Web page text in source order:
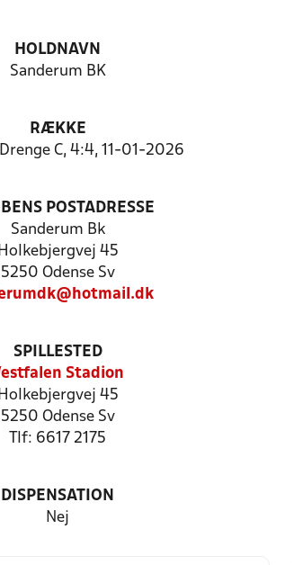
HOLDNAVN
Sanderum BK
RÆKKE
Drenge C, 4:4, 11-01-2026
POSTADRESSE
Sanderum Bk
Holkebjergvej 45
5250 Odense Sv
SPILLESTED
Stadion
Holkebjergvej 45
5250 Odense Sv
Tlf: 6617 2175
DISPENSATION
Nej